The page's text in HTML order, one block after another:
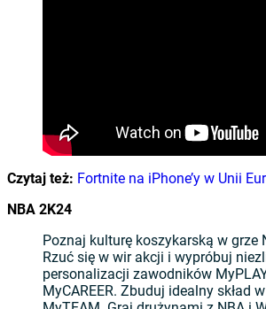
Czytaj też: Fortnite na iPhone’y w Unii
NBA 2K24
Poznaj kulturę koszykarską w grze
Rzuć się w wir akcji i wypróbuj
personalizacji zawodników
MyCAREER. Zbuduj idealny skład